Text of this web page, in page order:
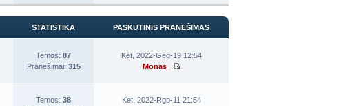
STATISTIKA PASKUTINIS PRANEŠIMAS
Temos: 87
Pranešimai: 315
Ket, 2022-Geg-19 12:54
Monas_
Temos: 38
Ket, 2022-Rgp-11 21:54